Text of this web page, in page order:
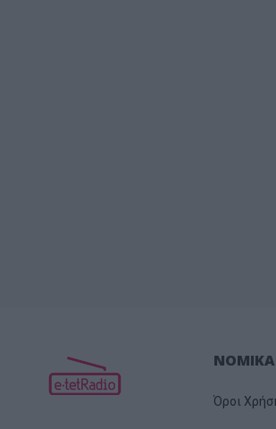
ΝΟΜΙΚΑ
Όροι